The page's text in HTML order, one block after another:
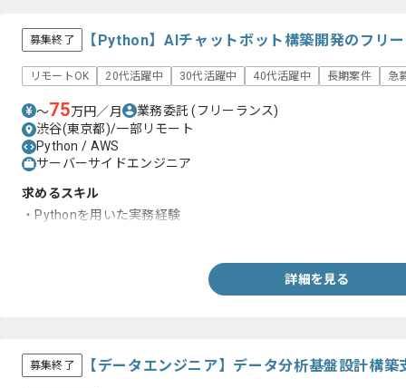
募集終了 【Python】AIチャットボット構築開発のフリ
リモートOK 20代活躍中 30代活躍中 40代活躍中 長期案件 急
〜75万円／月 業務委託(フリーランス)
渋谷(東京都)/一部リモート
Python / AWS
サーバーサイドエンジニア
求めるスキル
・Pythonを用いた実務経験
詳細を見る
募集終了 【データエンジニア】データ分析基盤設計構